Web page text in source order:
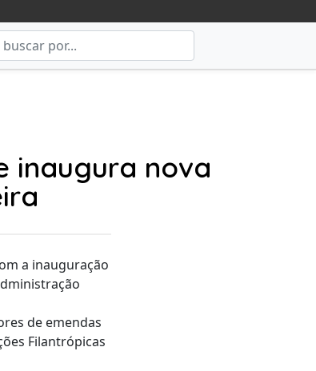
inaugura nova
a inauguração
de emendas
Filantrópicas